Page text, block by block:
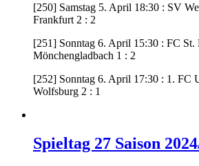
[250] Samstag 5. April 18:30 : SV
Frankfurt 2 : 2
[251] Sonntag 6. April 15:30 : FC St.
Mönchengladbach 1 : 2
[252] Sonntag 6. April 17:30 : 1. FC
Wolfsburg 2 : 1
Spieltag 27 Saison